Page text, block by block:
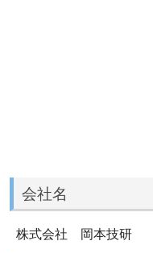
会社名
株式会社 岡本技研